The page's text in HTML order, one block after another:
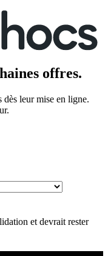
offres.
leur mise en ligne.
et devrait rester